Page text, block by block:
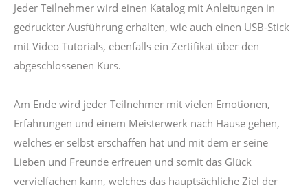
Jeder Teilnehmer wird einen Katalog mit Anleitungen in
gedruckter Ausführung erhalten, wie auch einen USB-Stick
mit Video Tutorials, ebenfalls ein Zertifikat über den
abgeschlossenen Kurs.
Am Ende wird jeder Teilnehmer mit vielen Emotionen,
Erfahrungen und einem Meisterwerk nach Hause gehen,
welches er selbst erschaffen hat und mit dem er seine
Lieben und Freunde erfreuen und somit das Glück
vervielfachen kann, welches das hauptsächliche Ziel der